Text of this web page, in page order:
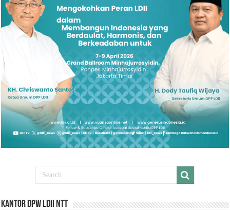
Kantor DPW LDII NTT